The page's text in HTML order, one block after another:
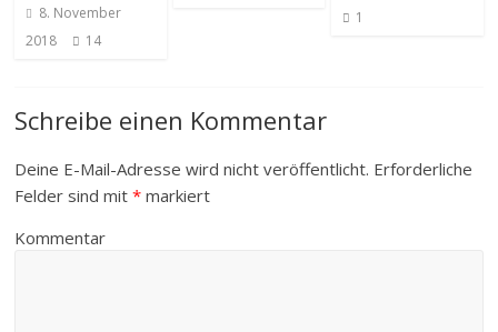
8. November
2018
14
1
Schreibe einen Kommentar
Deine E-Mail-Adresse wird nicht veröffentlicht. Erforderliche
Felder sind mit* markiert
Kommentar